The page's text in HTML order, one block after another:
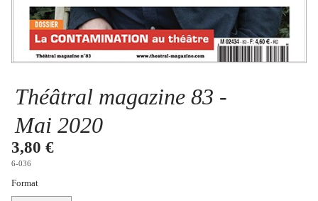
Théâtral magazine 83 -
Mai 2020
3,80 €
6-036
Format